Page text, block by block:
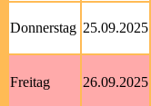
Donnerstag 25.09.2025
Freitag 26.09.2025